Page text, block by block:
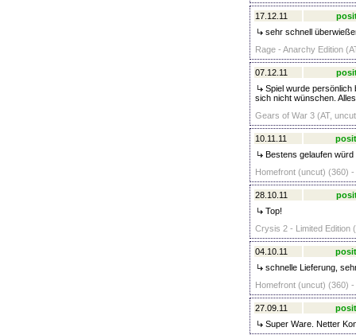
17.12.11
sehr schnell
Rage - Anarchy Edition
07.12.11
Spiel wurde persönlich
sich nicht wünschen.
Gears of War 3 (AT,
10.11.11
Bestens gelaufen
Homefront (uncut) (360) -
28.10.11
Top!
Crysis 2 - Limited Edition
04.10.11
schnelle Lieferung,
Homefront (uncut) (360) -
27.09.11
Super Ware. Netter